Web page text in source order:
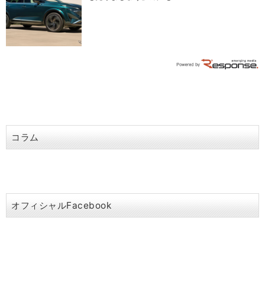
コラム
オフィシャルFacebook